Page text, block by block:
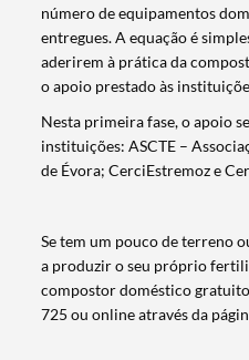
Termo de Pesquisa
número de equipamentos
entregues. A equação é
aderirem à prática da
o apoio prestado às
Nesta primeira fase, o apoio
instituições: ASCTE –
de Évora; CerciEstremoz e
Se tem um pouco de terreno
a produzir o seu próprio
compostor doméstico
725 ou online através da